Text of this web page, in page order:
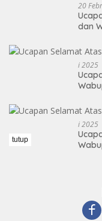
20
dan
I 2025
I 2025
tutup